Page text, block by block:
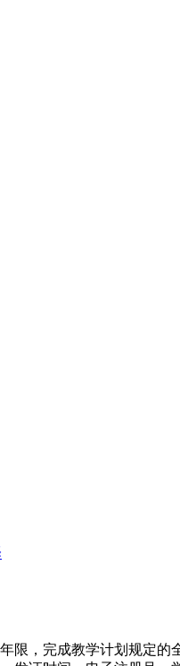
限，完成教学计划规定